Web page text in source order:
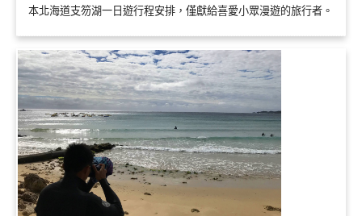
本北海道支笏湖一日遊行程安排，僅獻給喜愛小眾漫遊的旅行者。